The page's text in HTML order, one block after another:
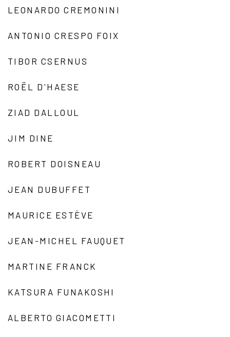
LEONARDO CREMONINI
ANTONIO CRESPO FOIX
TIBOR CSERNUS
ROËL D'HAESE
ZIAD DALLOUL
JIM DINE
ROBERT DOISNEAU
JEAN DUBUFFET
MAURICE ESTÈVE
JEAN-MICHEL FAUQUET
MARTINE FRANCK
KATSURA FUNAKOSHI
ALBERTO GIACOMETTI